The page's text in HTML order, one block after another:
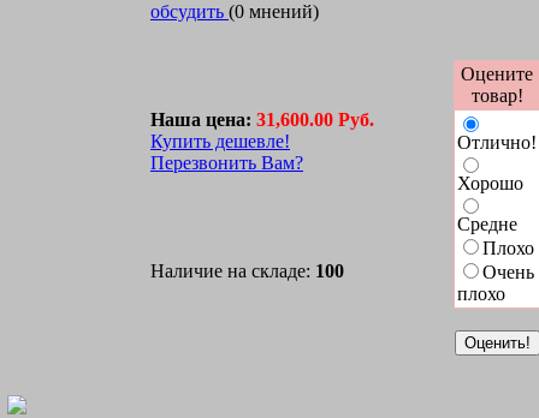
обсудить (0 мнений)
Наша цена: 31,600.00 Руб.
Купить дешевле!
Перезвонить Вам?
Оцените
товар!
Отлично!
Хорошо
Средне
Плохо
Очень
плохо
Наличие на складе: 100